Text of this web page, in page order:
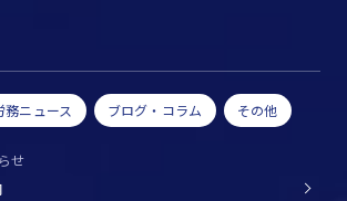
務ニュース ブログ・コラム その他
せ